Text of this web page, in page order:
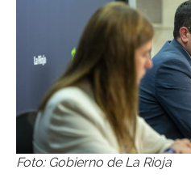
Foto: Gobierno de La Rioja